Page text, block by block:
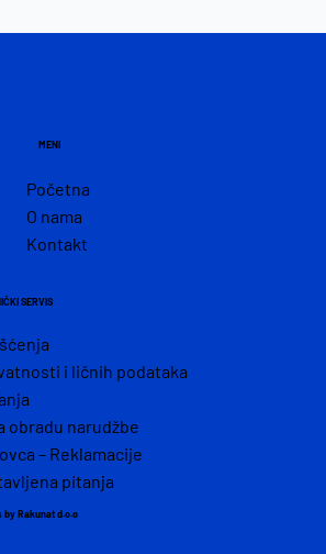
MENI
Početna
O nama
Kontakt
SERVIS
i ličnih podataka
obradu narudžbe
– Reklamacije
pitanja
Rakunat d.o.o